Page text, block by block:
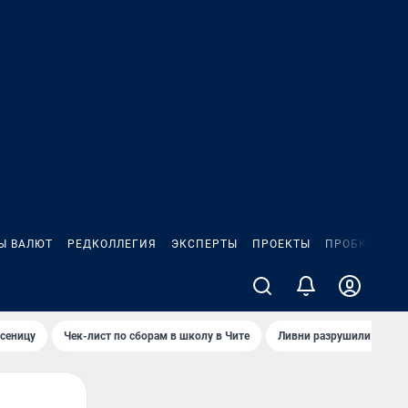
ВАЛЮТ РЕДКОЛЛЕГИЯ ЭКСПЕРТЫ ПРОЕКТЫ ПРОБКИ
Чек-лист по сборам в школу в Чите Ливни разрушили